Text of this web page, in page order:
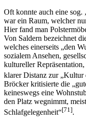
Oft konnte auch eine sog.
war ein Raum, welcher
Hier fand man
Von Saldern bezeichnet
welches einerseits „den
sozialem Ansehen,
kultureller
klarer Distanz zur
Bröcker kritisierte die
keineswegs eine
den Platz wegnimmt,
Schlafgelegenheit“[71].